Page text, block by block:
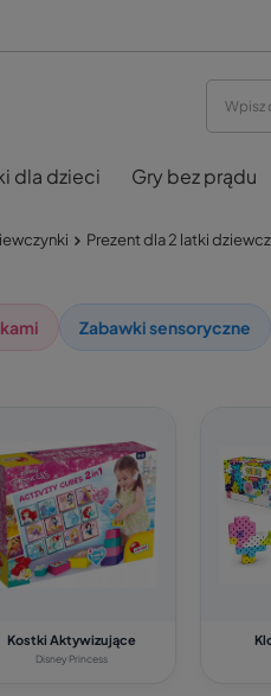
dla dzieci Gry bez prądu
Prezent dla 2 latki
Zabawki sensoryczne
Kostki Aktywizujące
Disney Princess